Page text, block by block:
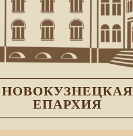
НОВОКУЗНЕЦКАЯ
ЕПАРХИЯ